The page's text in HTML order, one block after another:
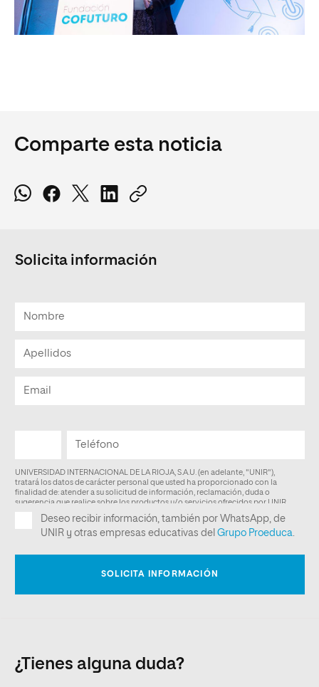
Comparte esta noticia
Solicita información
¿Tienes alguna duda?